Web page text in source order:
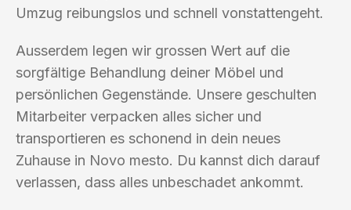
Umzug reibungslos und schnell vonstattengeht.
Ausserdem legen wir grossen Wert auf die
sorgfältige Behandlung deiner Möbel und
persönlichen Gegenstände. Unsere geschulten
Mitarbeiter verpacken alles sicher und
transportieren es schonend in dein neues
Zuhause in Novo mesto. Du kannst dich darauf
verlassen, dass alles unbeschadet ankommt.